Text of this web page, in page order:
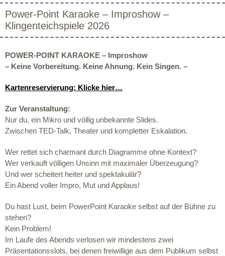
Power-Point Karaoke – Improshow –
Klingenteichspiele 2026
POWER-POINT KARAOKE – Improshow
– Keine Vorbereitung. Keine Ahnung. Kein Singen. –
Kartenreservierung: Klicke hier…
Zur Veranstaltung:
Nur du, ein Mikro und völlig unbekannte Slides.
Zwischen TED-Talk, Theater und kompletter Eskalation.
Wer rettet sich charmant durch Diagramme ohne Kontext?
Wer verkauft völligen Unsinn mit maximaler Überzeugung?
Und wer scheitert heiter und spektakulär?
Ein Abend voller Impro, Mut und Applaus!
Du hast Lust, beim PowerPoint Karaoke selbst auf der Bühne zu
stehen?
Kein Problem!
Im Laufe des Abends verlosen wir mindestens zwei
Präsentationsslots, bei denen freiwillige aus dem Publikum selbst